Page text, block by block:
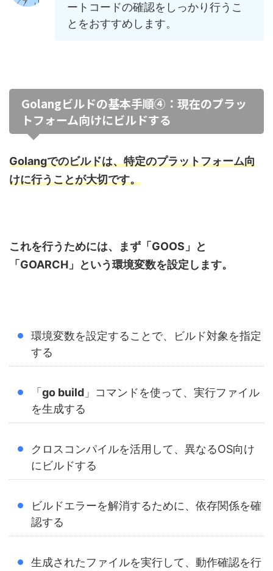
ートコードの確認をしっかり行うこ
とをおすすめします。
Golangビルドの基本手順④：現在のプラッ
トフォーム向けにビルドする
Golangでのビルドは、特定のプラットフォーム向
けに行うことが大切です。
これを行うためには、まず「GOOS 」と
「GOARCH 」という環境変数を設定します。
環境変数を設定することで、ビルド対象を指定
する
「go build 」コマンドを使って、実行ファイル
を生成する
クロスコンパイルを活用して、異なるOS向け
にビルドする
ビルドエラーを解消するために、依存関係を確
認する
生成されたファイルを実行して、動作確認を行